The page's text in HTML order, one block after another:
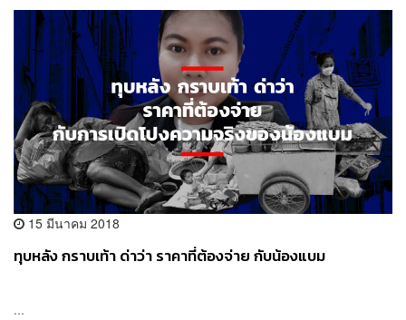
15 มีนาคม 2018
ทุบหลัง กราบเท้า ด่าว่า ราคาที่ต้องจ่าย กับน้องแบม
...